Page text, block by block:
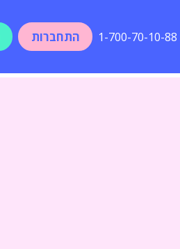
1-700-70-10-88 התחברות